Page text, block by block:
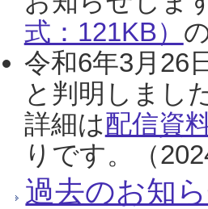
式：121KB）
令和6年3月26
と判明しまし
詳細は配信資
りです。（
過去のお知